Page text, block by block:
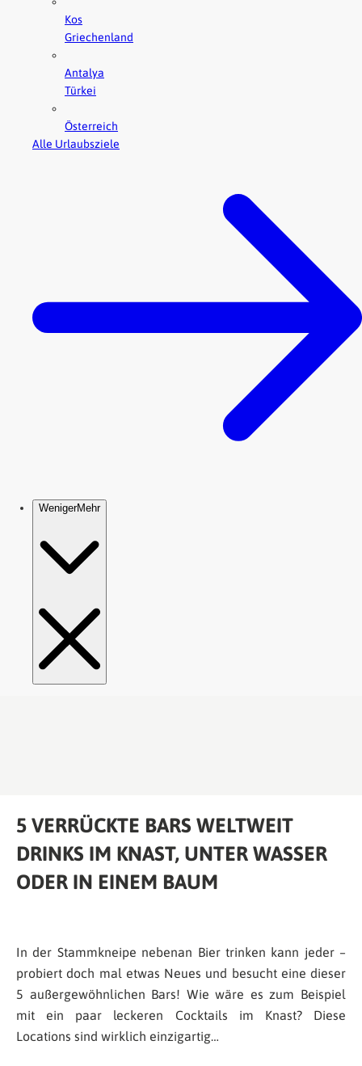
5 VERRÜCKTE BARS WELTWEIT
DRINKS IM KNAST, UNTER WASSER
ODER IN EINEM BAUM
In der Stammkneipe nebenan Bier trinken kann jeder –
probiert doch mal etwas Neues und besucht eine dieser
5 außergewöhnlichen Bars! Wie wäre es zum Beispiel
mit ein paar leckeren Cocktails im Knast? Diese
Locations sind wirklich einzigartig…